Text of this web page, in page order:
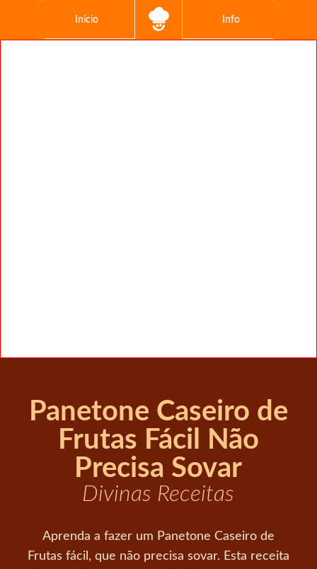
Início Info
Panetone Caseiro de
Frutas Fácil Não
Precisa Sovar
Divinas Receitas
Aprenda a fazer um Panetone Caseiro de
Frutas fácil, que não precisa sovar. Esta receita